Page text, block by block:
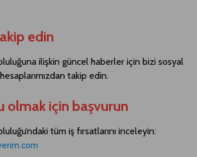
edin
ilişkin güncel haberler için bizi sosyal
takip edin.
olmak için başvurun
tüm iş fırsatlarını inceleyin: